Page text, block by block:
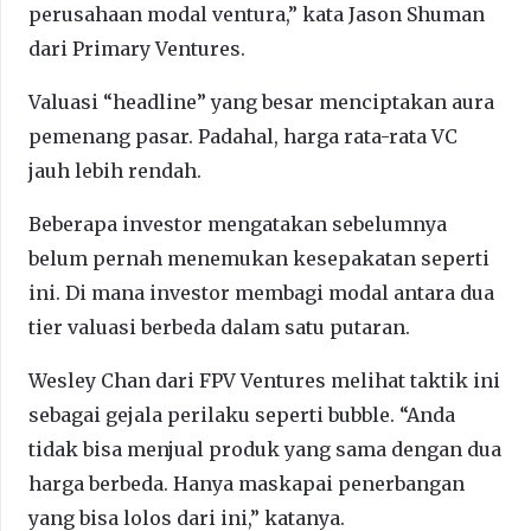
perusahaan modal ventura,” kata Jason Shuman
dari Primary Ventures.
Valuasi “headline” yang besar menciptakan aura
pemenang pasar. Padahal, harga rata-rata VC
jauh lebih rendah.
Beberapa investor mengatakan sebelumnya
belum pernah menemukan kesepakatan seperti
ini. Di mana investor membagi modal antara dua
tier valuasi berbeda dalam satu putaran.
Wesley Chan dari FPV Ventures melihat taktik ini
sebagai gejala perilaku seperti bubble. “Anda
tidak bisa menjual produk yang sama dengan dua
harga berbeda. Hanya maskapai penerbangan
yang bisa lolos dari ini,” katanya.